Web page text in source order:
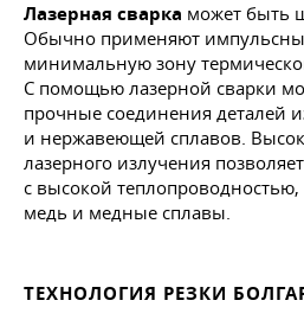
Лазерная сварка может быть
Обычно применяют
минимальную зону
С помощью лазерной сварки
прочные соединения деталей
и нержавеющей сплавов.
лазерного излучения
с высокой
медь и медные сплавы.
ТЕХНОЛОГИЯ РЕЗКИ